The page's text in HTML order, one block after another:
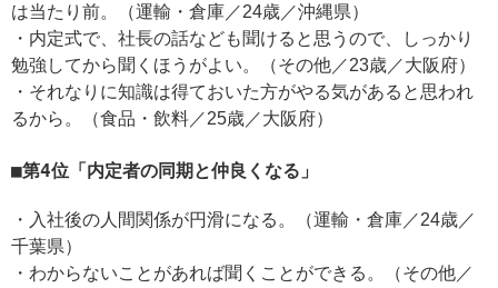
は当たり前。（運輸・倉庫／24歳／沖縄県）
・内定式で、社長の話なども聞けると思うので、しっかり
勉強してから聞くほうがよい。（その他／23歳／大阪府）
・それなりに知識は得ておいた方がやる気があると思われ
るから。（食品・飲料／25歳／大阪府）
第4位「内定者の同期と仲良くなる」
・入社後の人間関係が円滑になる。（運輸・倉庫／24歳／
千葉県）
・わからないことがあれば聞くことができる。（その他／